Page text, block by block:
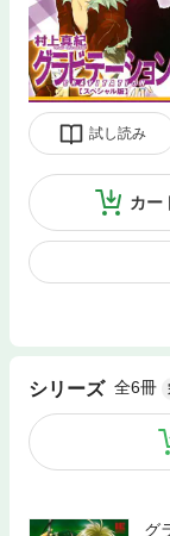
試し読み
カー
シリーズ 全6冊
グ